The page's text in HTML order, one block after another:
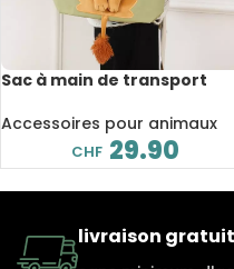
Sac à main de transport
doux, respirant, avec
fermeture éclair de sécurité
Accessoires pour animaux
CHF 29.90
livraison